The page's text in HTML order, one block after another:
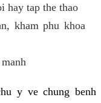
hay tap the thao
kham phu khoa
y ve chung benh